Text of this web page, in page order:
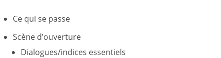
Ce qui se passe
Scène d’ouverture
Dialogues/indices essentiels